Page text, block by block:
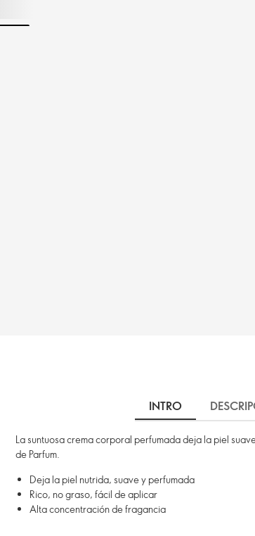
INTRO
La suntuosa crema corporal perfumada deja la piel
de Parfum.
Deja la piel nutrida, suave y perfumada
Rico, no graso, fácil de aplicar
Alta concentración de fragancia